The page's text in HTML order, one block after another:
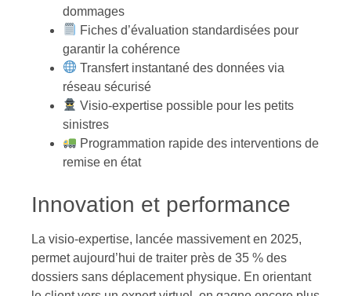
dommages
Fiches d’évaluation standardisées pour
garantir la cohérence
Transfert instantané des données via
réseau sécurisé
Visio-expertise possible pour les petits
sinistres
Programmation rapide des interventions de
remise en état
Innovation et performance
La visio-expertise, lancée massivement en 2025,
permet aujourd’hui de traiter près de 35 % des
dossiers sans déplacement physique. En orientant